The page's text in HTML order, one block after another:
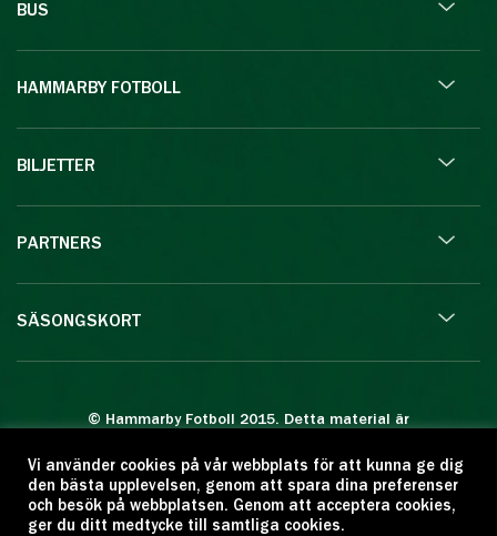
BUS
HAMMARBY FOTBOLL
BILJETTER
PARTNERS
SÄSONGSKORT
© Hammarby Fotboll 2015. Detta material är
Eftertryck eller annan kopiering är förbjuden.
Citera oss gärna men ange källan:
www.hammarbyfotboll.se. Ansvarig utgivare:
Vi använder cookies på vår webbplats för att kunna ge dig
den bästa upplevelsen, genom att spara dina preferenser
och besök på webbplatsen. Genom att acceptera cookies,
ger du ditt medtycke till samtliga cookies.